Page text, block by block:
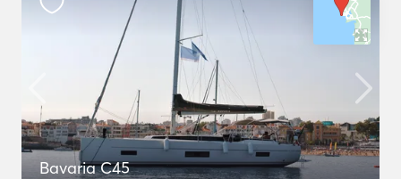
Bavaria C45